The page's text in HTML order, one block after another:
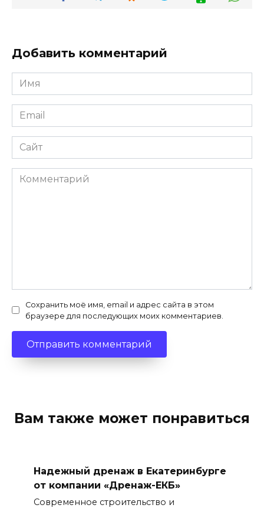
Добавить комментарий
Имя
*
Email
*
Сайт
Комментарий
Сохранить моё имя, email и адрес сайта в этом
браузере для последующих моих комментариев.
Вам также может понравиться
Надежный дренаж в Екатеринбурге
от компании «Дренаж-ЕКБ»
Современное строительство и